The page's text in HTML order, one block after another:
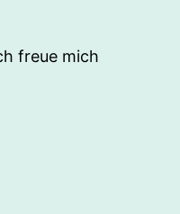
freue mich